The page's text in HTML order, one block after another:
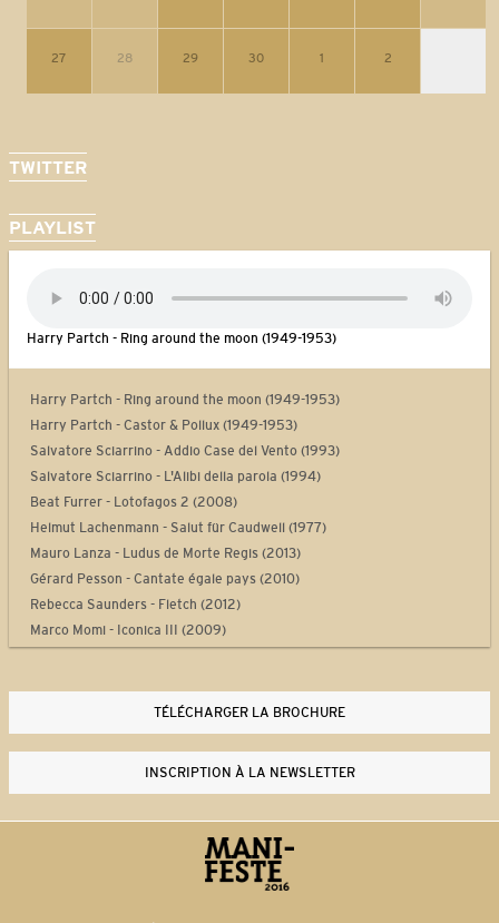
27 28 29 30 1 2
TWITTER
PLAYLIST
Harry Partch - Ring around the moon (1949-1953)
Harry Partch - Ring around the moon (1949-1953)
Harry Partch - Castor & Pollux (1949-1953)
Salvatore Sciarrino - Addio Case del Vento (1993)
Salvatore Sciarrino - L'Alibi della parola (1994)
Beat Furrer - Lotofagos 2 (2008)
Helmut Lachenmann - Salut für Caudwell (1977)
Mauro Lanza - Ludus de Morte Regis (2013)
Gérard Pesson - Cantate égale pays (2010)
Rebecca Saunders - Fletch (2012)
Marco Momi - Iconica III (2009)
Yan Maresz - Tutti (2013)
Philippe Leroux - Quid sit musicus? (2013-2014)
TÉLÉCHARGER LA BROCHURE
INSCRIPTION À LA NEWSLETTER